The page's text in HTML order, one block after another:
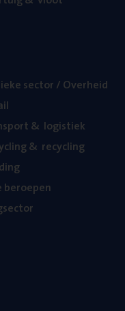
sec­tor / Overheid
& logistiek
& recycling
beroe­pen